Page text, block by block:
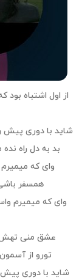
از اول اشتباه
شاید با دوری
بد به دل راه
وای که
همسفر
وای که میمیرم
عشق منی تهش
تورو از
شاید با دوری